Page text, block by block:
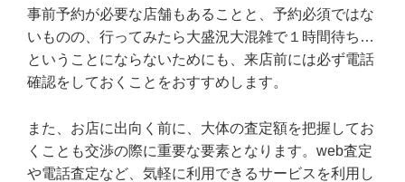
事前予約が必要な店舗もあることと、予約必須ではな
いものの、行ってみたら大盛況大混雑で１時間待ち…
ということにならないためにも、来店前には必ず電話
確認をしておくことをおすすめします。
また、お店に出向く前に、大体の査定額を把握してお
くことも交渉の際に重要な要素となります。web査定
や電話査定など、気軽に利用できるサービスを利用し